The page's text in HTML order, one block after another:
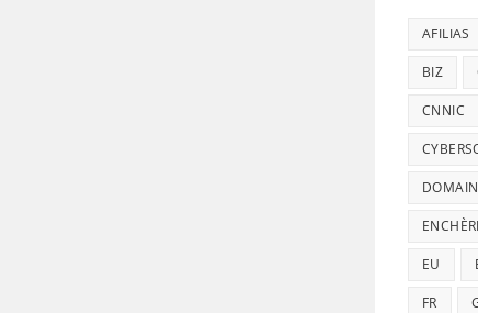
AFILIAS
BIZ
CNNIC
DOMAIN
EU
FR